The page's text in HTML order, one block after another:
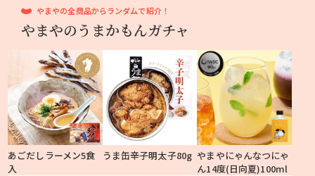
やまやの全商品からランダムで紹介！
やまやのうまかもんガチャ
あごだしラーメン5食
入
うま缶辛子明太子80g やまやにゃんなつにゃ
ん14度(日向夏)100ml